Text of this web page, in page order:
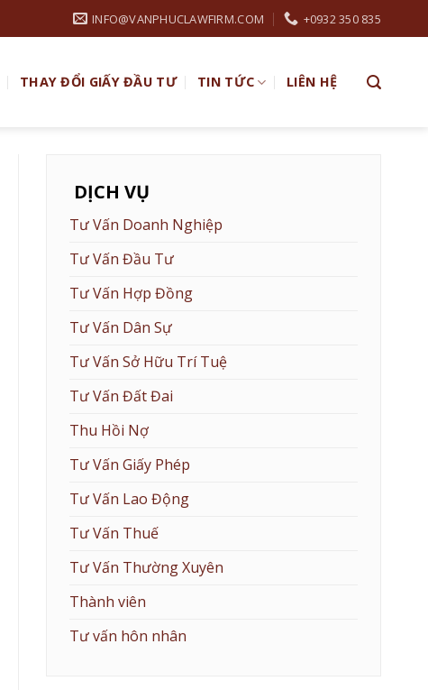
INFO@VANPHUCLAWFIRM.COM +0932 350 835
THAY ĐỔI GIẤY ĐẦU TƯ TIN TỨC LIÊN HỆ
DỊCH VỤ
Tư Vấn Doanh Nghiệp
Tư Vấn Đầu Tư
Tư Vấn Hợp Đồng
Tư Vấn Dân Sự
Tư Vấn Sở Hữu Trí Tuệ
Tư Vấn Đất Đai
Thu Hồi Nợ
Tư Vấn Giấy Phép
Tư Vấn Lao Động
Tư Vấn Thuế
Tư Vấn Thường Xuyên
Thành viên
Tư vấn hôn nhân